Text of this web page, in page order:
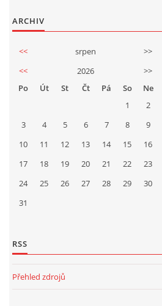
ARCHIV
<< srpen
>>
<<
2026
>>
Po
Út St Čt Pá So
Ne
1
2
3
4 5 6 7 8
9
10
11 12 13 14 15
16
17
18 19 20 21 22
23
24
25 26 27 28 29
30
31
RSS
Přehled zdrojů